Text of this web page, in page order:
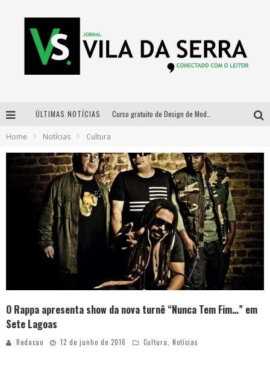
ÚLTIMAS NOTÍCIAS
Designer mineira lança jogo educativo sobre coleta seletiva na maior feira de jogos de tabuleiro da América Latina
Distrital na Copa convoca a torcida mineira para oitavas de final entre Brasil e Noruega
Home Notícias Cultura
O Rappa apresenta show da nova turnê “Nunca Tem Fim…” em
Sete Lagoas
Redacao 12 de junho de 2016 Cultura, Notícias